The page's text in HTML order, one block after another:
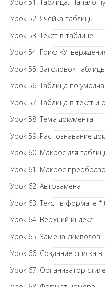
Урок 52. Ячейка таблицы
Урок 53. Текст в таблице
Урок 54. Гриф
Урок 55. Заголовок таблицы
Урок 56. Таблица по
Урок 57. Таблица в текст и
Урок 58. Тема документа
Урок 59. Распознавание
Урок 60. Макрос для
Урок 61. Макрос
Урок 62. Автозамена
Урок 63. Текст в формате
Урок 64. Верхний индекс
Урок 65. Замена символов
Урок 66. Создание списка в
Урок 67. Организатор